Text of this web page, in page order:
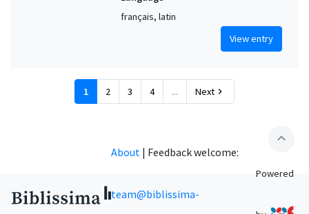
français, latin
View entry
1 2 3 4 ... Next chevron_right
expand_less
About | Feedback welcome:
team@biblissima-
Powered